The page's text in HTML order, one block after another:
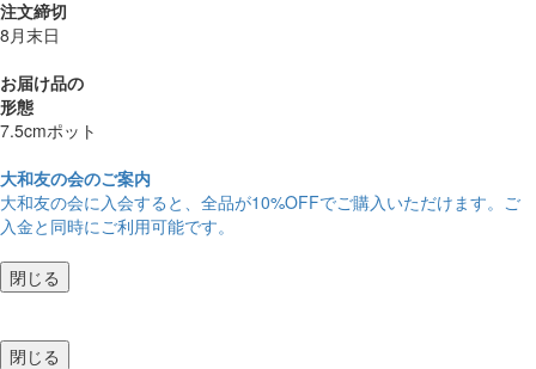
注文締切
8月末日
お届け品の
形態
7.5cmポット
大和友の会のご案内
大和友の会に入会すると、 全品が10%OFFでご購入いただけます。ご
入金と同時にご利用可能です。
閉じる
閉じる